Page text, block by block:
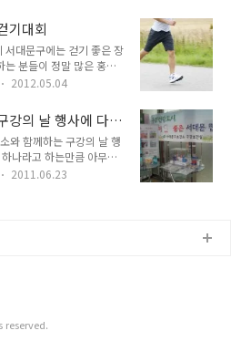
가 한 달에 2회 정도 독거
하였습니다. 『2014 사
소득 주민들에게 무료
감 및 따뜻한 겨울을 보낼
제나 이웃 여러분들에게
다~ 서대문종합사회복지
문농아인복지관 서대문
, 수효사효림원 이..
기대회
서대문구에는 걷기 좋은 장
분들이 정말 많은 홍제
사가 열리는 연희숲속쉼
편안해 지지요. 걷기는
겁니다. 특별한 도구가
, 또 특별히 시간을 따로 내
니까요. 특히 격렬한 운동
을 많이 하시지요. 어르신
2012.05.04
강의 날 행사에 다
와 함께하는 구강의 날 행
나라고 하는만큼 아무리
전 '구강보건의 날'이었
을 '구강보건의 날' 로
용품을 전시하고 필요한
2011.06.23
reserved.